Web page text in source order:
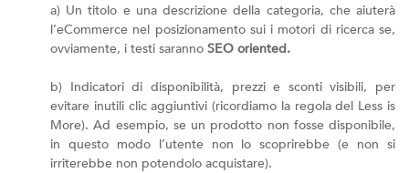
a) Un titolo e una descrizione della categoria, che aiuterà
l’eCommerce nel posizionamento sui i motori di ricerca se,
ovviamente, i testi saranno SEO oriented.
b) Indicatori di disponibilità, prezzi e sconti visibili, per
evitare inutili clic aggiuntivi (ricordiamo la regola del Less is
More). Ad esempio, se un prodotto non fosse disponibile,
in questo modo l’utente non lo scoprirebbe (e non si
irriterebbe non potendolo acquistare).